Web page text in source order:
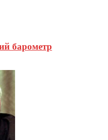
барометр